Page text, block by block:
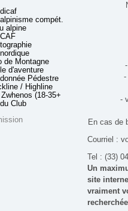
compét.
alpine
de Montagne
d'aventure
Pédestre
/ Highline
(18-35+ ans)
Club
-
-
En cas de
Courriel :
Tel : (33)
Un
site
vraiment